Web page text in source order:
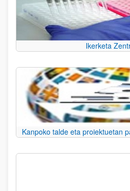
Ikerketa
Kanpoko talde eta proiektuetan